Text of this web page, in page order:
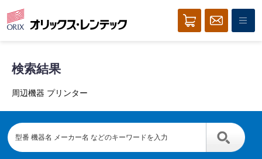
検索結果
周辺機器 プリンター